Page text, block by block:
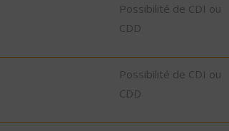
Possibilité de CDI ou
CDD
Possibilité de CDI ou
CDD